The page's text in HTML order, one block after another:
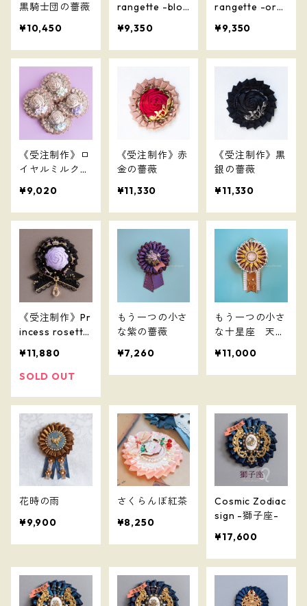
黒騎士団の薔薇
¥10,450
rangette -bloo
¥9,350
rangette -ora
¥9,350
《受注制作》ロ
イヤルミルクテ
¥9,020
《受注制作》赤
金の薔薇
¥11,330
《受注制作》黒
銀の薔薇
¥11,330
《受注制作》Pr
incess rosette
¥11,880
SOLD OUT
もう一つの小さ
な紫の薔薇
¥7,260
もう一つの小さ
な十星座 天秤
¥11,000
花時の雨
¥9,900
さくらんぼ紅茶
¥8,250
Cosmic Zodiac
sign -獅子座-
¥17,600